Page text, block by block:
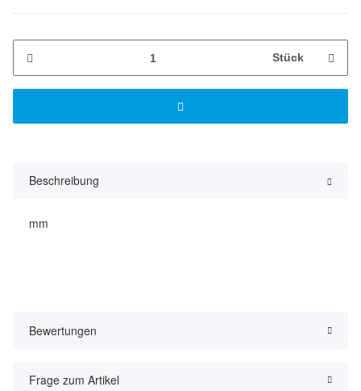
Stück
Beschreibung
mm
Bewertungen
Frage zum Artikel